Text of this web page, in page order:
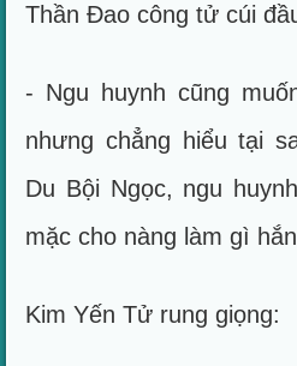
Thần Đao công tử cúi
- Ngu huynh cũng
nhưng chẳng hiểu tại
Du Bội Ngọc, ngu
mặc cho nàng làm gì
Kim Yến Tử rung giọng: